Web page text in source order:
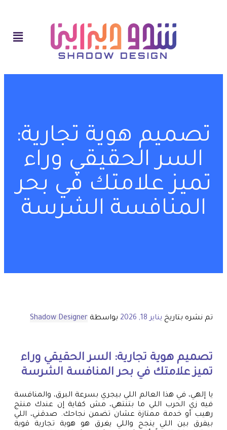
تصميم هوية تجارية:
السر الحقيقي وراء
تميز علامتك في بحر
المنافسة الشرسة
تم نشره بتاريخ يناير 18, 2026 بواسطة Shadow Designer
تصميم هوية تجارية: السر الحقيقي وراء
تميز علامتك في بحر المنافسة الشرسة
يا إلهي، في هذا العالم اللي بيجري بسرعة البرق، والمنافسة
فيه زي الحرب اللي ما بتنتهي، مش كفاية إن عندك منتج
رهيب أو خدمة ممتازة عشان تضمن نجاحك. صدقني، اللي
بيفرق بين اللي ينجح واللي يغرق هو هوية تجارية قوية